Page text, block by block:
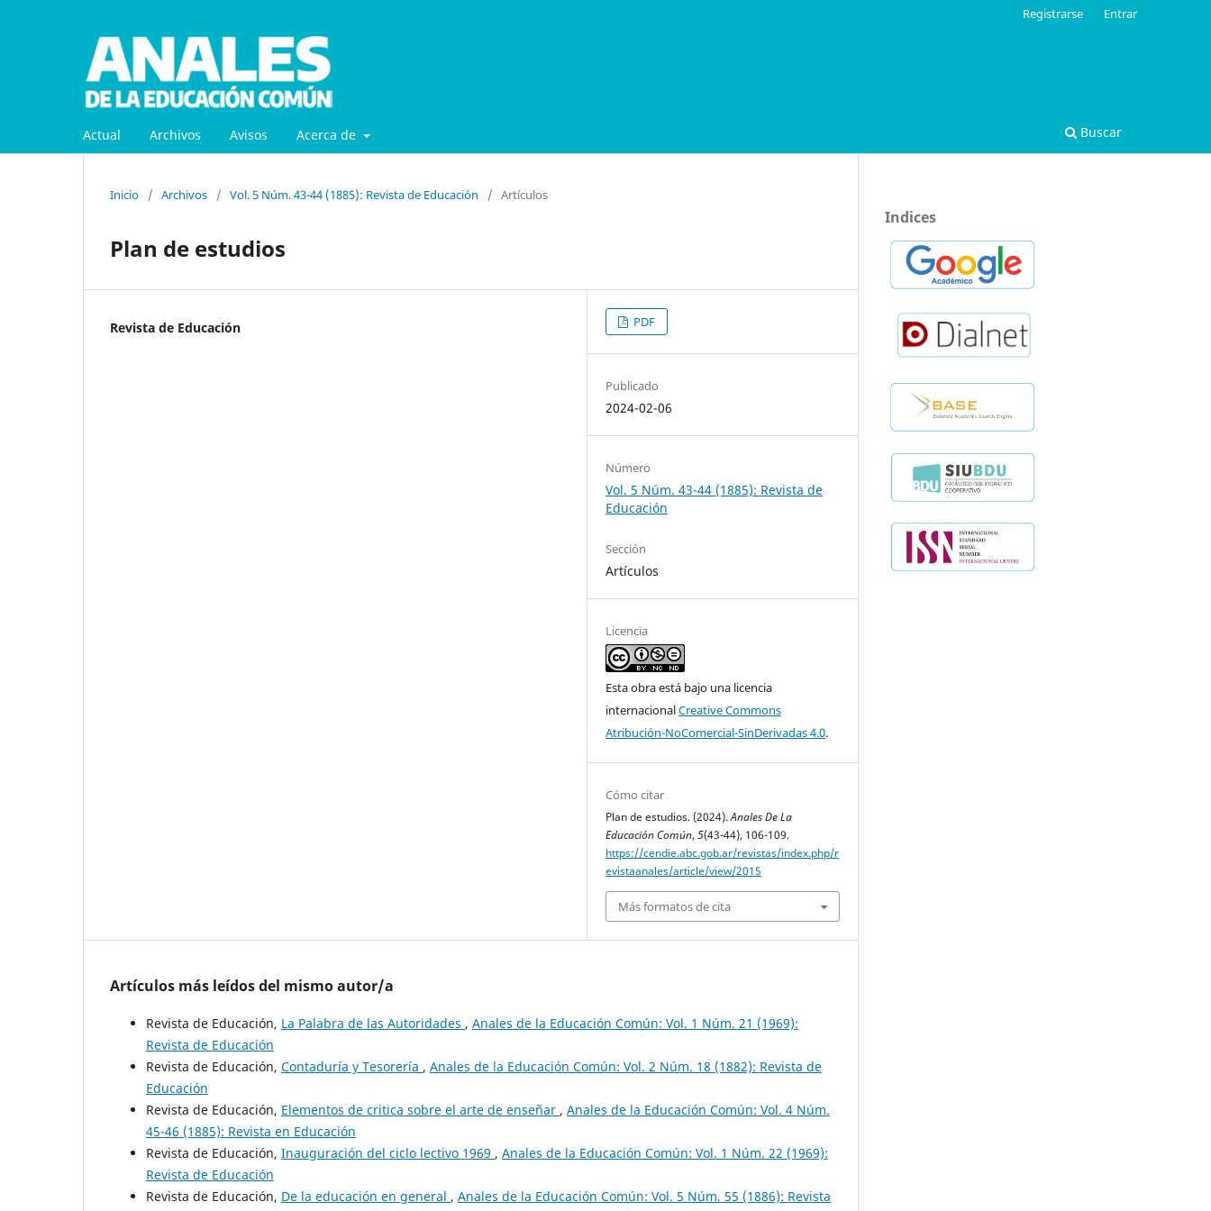
Actual Archivos Avisos Acerca de Buscar
Registrarse Entrar
Inicio / Archivos / Vol. 5 Núm. 43-44 (1885): Revista de Educación / Artículos
Plan de estudios
Revista de Educación PDF
Publicado
2024-02-06
Número
Vol. 5 Núm. 43-44 (1885): Revista de
Educación
Sección
Artículos
Licencia
Esta obra está bajo una licencia
internacionalCreative Commons
Atribución-NoComercial-SinDerivadas 4.0.
Cómo citar
Plan de estudios. (2024).Anales De La
Educación Común, 5(43-44), 106-109.
https://cendie.abc.gob.ar/revistas/index.php/r
evistaanales/article/view/2015
Más formatos de cita
Artículos más leídos del mismo autor/a
Revista de Educación, La Palabra de las Autoridades , Anales de la Educación Común: Vol. 1 Núm. 21 (1969):
Revista de Educación
Revista de Educación, Contaduría y Tesorería , Anales de la Educación Común: Vol. 2 Núm. 18 (1882): Revista de
Educación
Revista de Educación, Elementos de critica sobre el arte de enseñar , Anales de la Educación Común: Vol. 4 Núm.
45-46 (1885): Revista en Educación
Revista de Educación, Inauguración del ciclo lectivo 1969 , Anales de la Educación Común: Vol. 1 Núm. 22 (1969):
Revista de Educación
Revista de Educación, De la educación en general , Anales de la Educación Común: Vol. 5 Núm. 55 (1886): Revista
Indices